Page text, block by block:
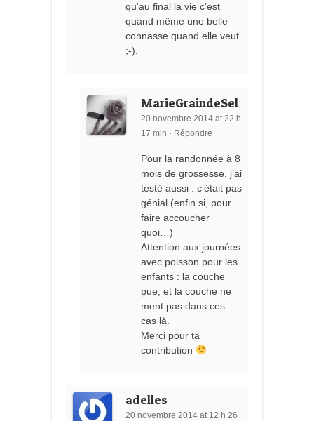
qu'au final la vie c'est
quand même une belle
connasse quand elle veut
;-).
MarieGraindeSel
20 novembre 2014 at 22 h
17 min · Répondre
Pour la randonnée à 8
mois de grossesse, j’ai
testé aussi : c’était pas
génial (enfin si, pour
faire accoucher
quoi…)
Attention aux journées
avec poisson pour les
enfants : la couche
pue, et la couche ne
ment pas dans ces
cas là.
Merci pour ta
contribution
adelles
20 novembre 2014 at 12 h 26